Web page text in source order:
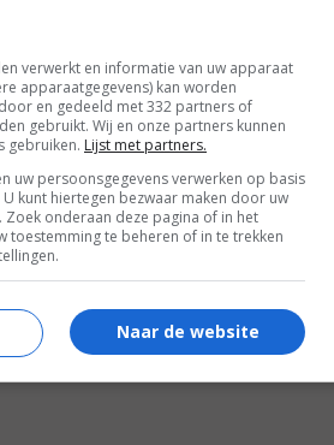
2 (2008) Soul Men (2008)
verwerkt en informatie van uw apparaat
apparaatgegevens) kan worden
en gedeeld met 332 partners of
gebruikt. Wij en onze partners kunnen
gebruiken. Lijst met partners.
uw persoonsgegevens verwerken op basis
kunt hiertegen bezwaar maken door uw
onderaan deze pagina of in het
toestemming te beheren of in te trekken
Naar de website